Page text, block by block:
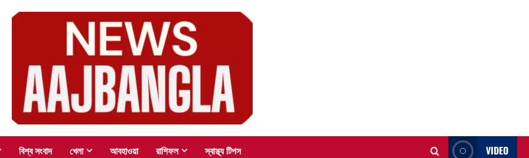
বিশ্ব সংবাদ খেলা আবহাওয়া রাশিফল স্বাস্থ্য টিপস VIDEO